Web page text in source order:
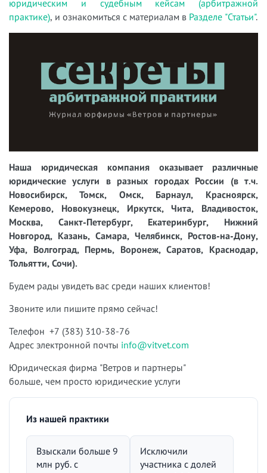
юридическим и судебным кейсам (арбитражной
практике), и ознакомиться с материалам в Разделе "Статьи".
Наша юридическая компания оказывает различные
юридические услуги в разных городах России (в т.ч.
Новосибирск, Томск, Омск, Барнаул, Красноярск,
Кемерово, Новокузнецк, Иркутск, Чита, Владивосток,
Москва, Санкт-Петербург, Екатеринбург, Нижний
Новгород, Казань, Самара, Челябинск, Ростов-на-Дону,
Уфа, Волгоград, Пермь, Воронеж, Саратов, Краснодар,
Тольятти, Сочи).
Будем рады увидеть вас среди наших клиентов!
Звоните или пишите прямо сейчас!
Телефон +7 (383) 310-38-76
Адрес электронной почты info@vitvet.com
Юридическая фирма "Ветров и партнеры"
больше, чем просто юридические услуги
Из нашей практики
Взыскали больше 9
млн руб. с
Исключили
участника с долей